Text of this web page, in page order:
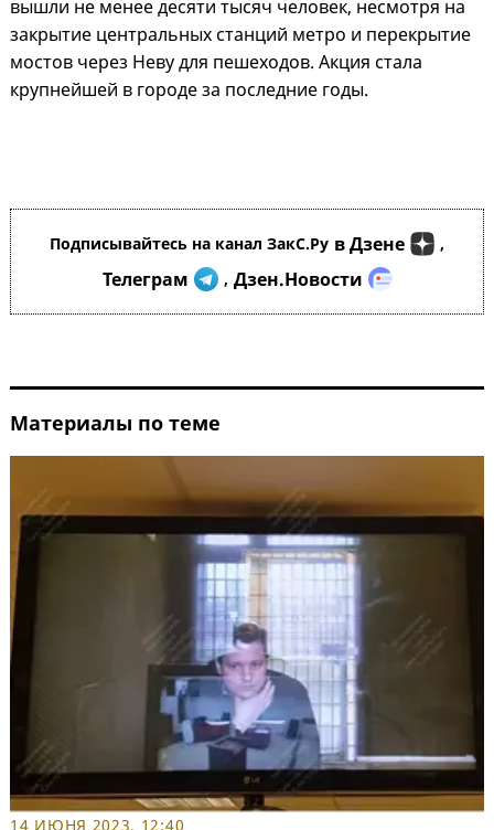
вышли не менее десяти тысяч человек, несмотря на
закрытие центральных станций метро и перекрытие
мостов через Неву для пешеходов. Акция стала
крупнейшей в городе за последние годы.
Подписывайтесь на канал ЗакС.Ру в Дзене ,
Телеграм , Дзен.Новости
Материалы по теме
14 ИЮНЯ 2023, 12:40